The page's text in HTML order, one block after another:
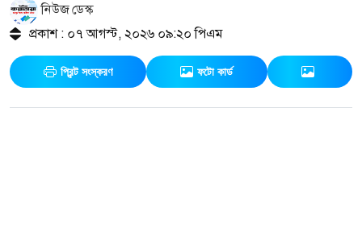
নিউজ ডেস্ক
প্রকাশ : ০৭ আগস্ট, ২০২৬ ০৯:২০ পিএম
প্রিন্ট সংস্করণ ফটো কার্ড